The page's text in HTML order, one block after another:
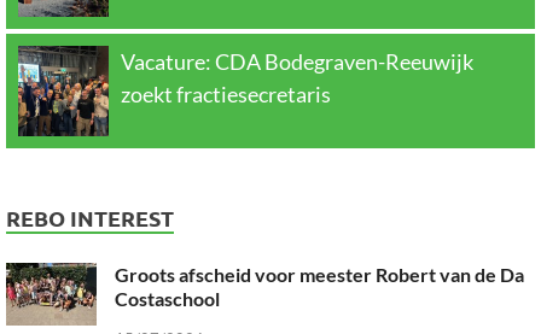
Vacature: CDA Bodegraven-Reeuwijk
zoekt fractiesecretaris
REBO INTEREST
Groots afscheid voor meester Robert van de Da
Costaschool